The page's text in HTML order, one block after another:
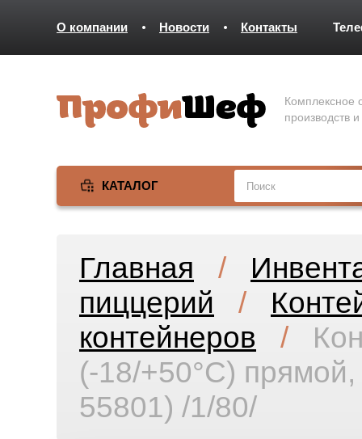
О компании Новости Контакты
Комплексное
производств
КАТАЛОГ
Главная /
пиццерий /
контейнеров /
(-18/+50°C)
55801) /1/80/